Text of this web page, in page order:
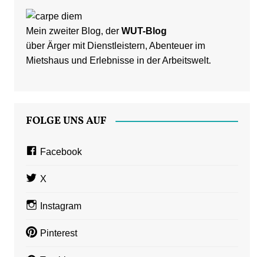
Mein zweiter Blog, der WUT-Blog
über Ärger mit Dienstleistern, Abenteuer im
Mietshaus und Erlebnisse in der Arbeitswelt.
FOLGE UNS AUF
Facebook
X
Instagram
Pinterest